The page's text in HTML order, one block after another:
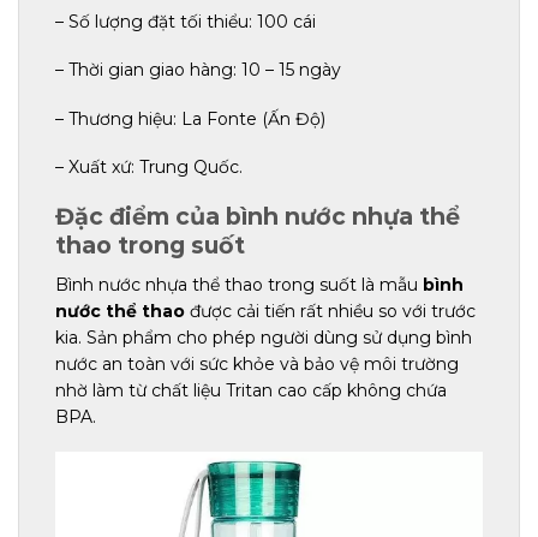
– Số lượng đặt tối thiểu: 100 cái
– Thời gian giao hàng: 10 – 15 ngày
– Thương hiệu: La Fonte (Ấn Độ)
– Xuất xứ: Trung Quốc.
Đặc điểm của bình nước nhựa thể
thao trong suốt
Bình nước nhựa thể thao trong suốt là mẫu bình
nước thể thao được cải tiến rất nhiều so với trước
kia. Sản phẩm cho phép người dùng sử dụng bình
nước an toàn với sức khỏe và bảo vệ môi trường
nhờ làm từ chất liệu Tritan cao cấp không chứa
BPA.